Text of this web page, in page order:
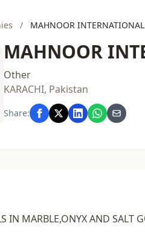
/ MAHNOOR INTERNATIONAL
MAHNOOR
Other
KARACHI, Pakistan
Share:
IN MARBLE,ONYX AND SALT